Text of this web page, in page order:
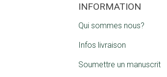
INFORMATION
Qui sommes nous?
Infos livraison
Soumettre un manuscrit